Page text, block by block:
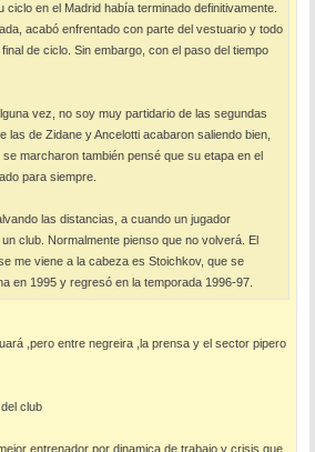
ciclo en el Madrid había terminado definitivamente.
acabó enfrentado con parte del vestuario y todo
de ciclo. Sin embargo, con el paso del tiempo
vez, no soy muy partidario de las segundas
las de Zidane y Ancelotti acabaron saliendo bien,
marcharon también pensé que su etapa en el
para siempre.
las distancias, a cuando un jugador
club. Normalmente pienso que no volverá. El
me viene a la cabeza es Stoichkov, que se
en 1995 y regresó en la temporada 1996-97.
,pero entre negreira ,la prensa y el sector pipero
club
entrenador por dinamica de trabajo y crisis que